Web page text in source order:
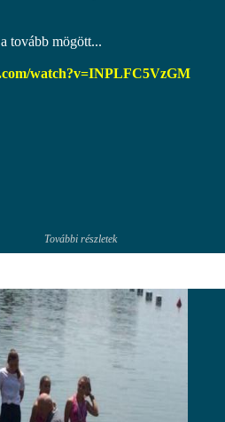
tovább mögött...
watch?v=INPLFC5VzGM
További részletek